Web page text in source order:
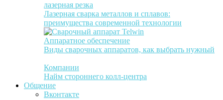
лазерная резка
Лазерная сварка металлов и сплавов:
преимущества современной технологии
Аппаратное обеспечение
Виды сварочных аппаратов, как выбрать нужный
Компании
Найм стороннего колл-центра
Общение
Вконтакте